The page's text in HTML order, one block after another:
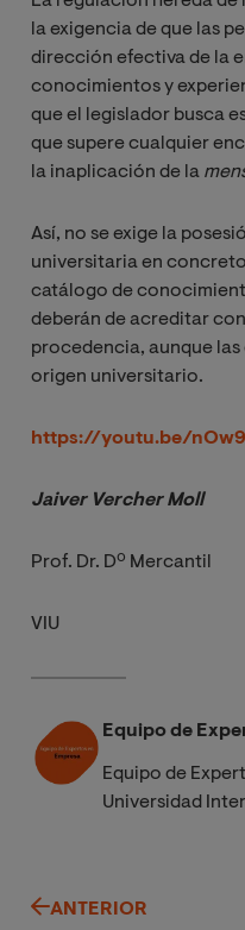
la exigencia de que las
dirección efectiva de la
conocimientos y
que el legislador busca
que supere cualquier
la inaplicación de la
Así, no se exige la
universitaria en
catálogo de
deberán de acreditar
procedencia, aunque las
origen universitario.
https://youtu.be/
Jaiver Vercher Moll
Prof. Dr. Dº Mercantil
VIU
Equipo de
Equipo de
Universidad
ANTERIOR